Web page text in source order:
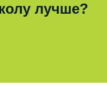
лучше?